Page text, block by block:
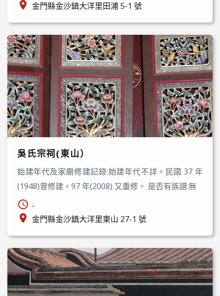
金門縣金沙鎮大洋里田浦 5-1 號
吳氏宗祠(東山）
始建年代及家廟修建記錄:始建年代不詳。民國 37 年
(1948)曾修建。97 年(2008) 又重修。 是否有族譜:無
-
金門縣金沙鎮大洋里東山 27-1 號